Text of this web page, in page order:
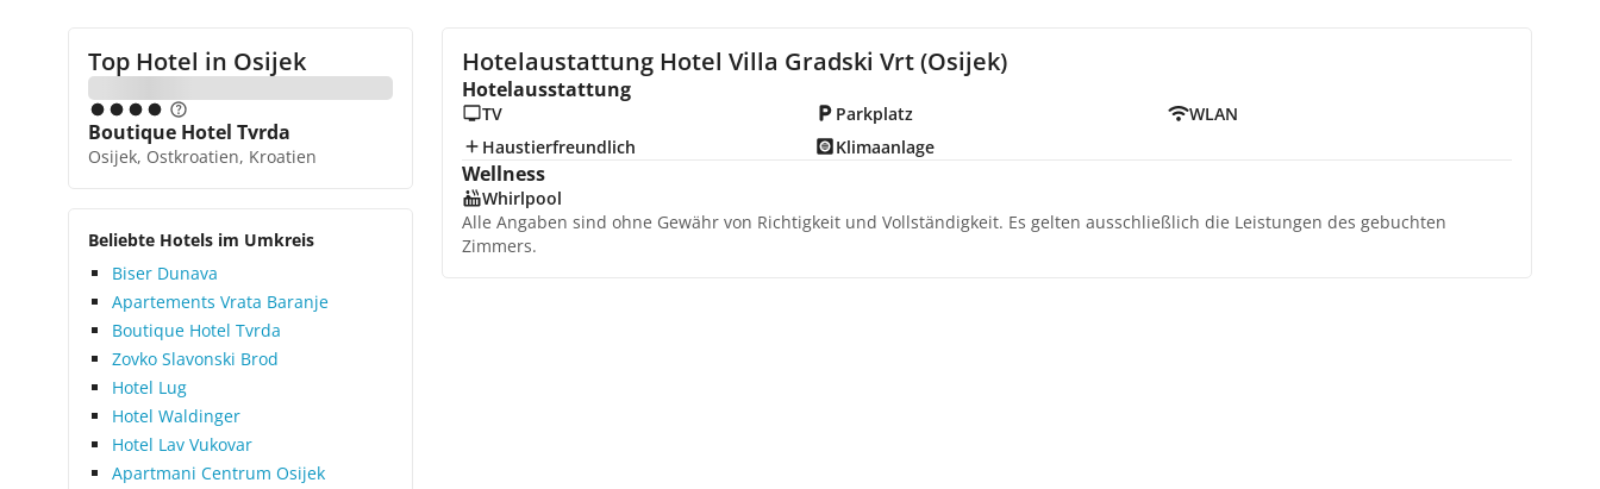
Top Hotel in Osijek
Boutique Hotel Tvrda
Osijek, Ostkroatien, Kroatien
Beliebte Hotels im Umkreis
Biser Dunava
Apartements Vrata Baranje
Boutique Hotel Tvrda
Zovko Slavonski Brod
Hotel Lug
Hotel Waldinger
Hotel Lav Vukovar
Apartmani Centrum Osijek
Hotelaustattung Hotel Villa Gradski Vrt (Osijek)
Hotelausstattung
TV Parkplatz
WLAN
Haustierfreundlich
Klimaanlage
Wellness
Whirlpool
Alle Angaben sind ohne Gewähr von Richtigkeit und Vollständigkeit. Es gelten ausschließlich die Leistungen des gebuchten
Zimmers.